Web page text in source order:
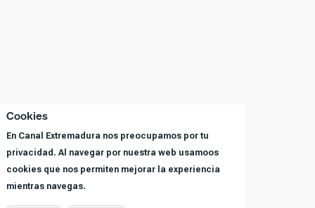
Cookies
En Canal Extremadura nos preocupamos por tu
privacidad. Al navegar por nuestra web usamoos
cookies que nos permiten mejorar la experiencia
mientras navegas.